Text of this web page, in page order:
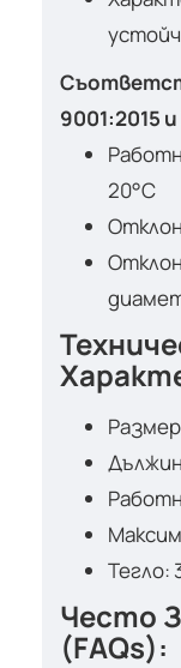
9001:2015 и
20°C
Тегло:
Често
(FAQs):